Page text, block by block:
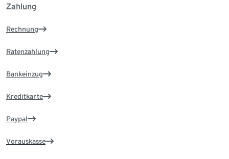
Zahlung
Rechnung
Ratenzahlung
Bankeinzug
Kreditkarte
Paypal
Vorauskasse